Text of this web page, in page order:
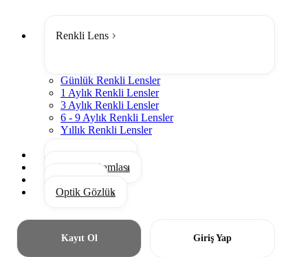
Renkli Lens
Günlük Renkli Lensler
1 Aylık Renkli Lensler
3 Aylık Renkli Lensler
6 - 9 Aylık Renkli Lensler
Yıllık Renkli Lensler
Gözyaşı Damlası
Optik Gözlük
Kayıt Ol Giriş Yap